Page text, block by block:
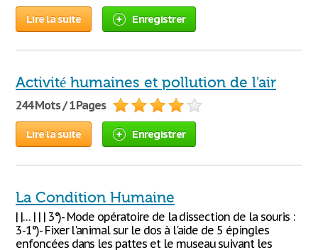
Lire la suite Enregistrer
Activité humaines et pollution de l'air
244 Mots / 1 Pages
Lire la suite Enregistrer
La Condition Humaine
| |… | | | 3°)- Mode opératoire de la dissection de la souris :
3-1°)- Fixer l'animal sur le dos à l'aide de 5 épingles
enfoncées dans les pattes et le museau suivant les